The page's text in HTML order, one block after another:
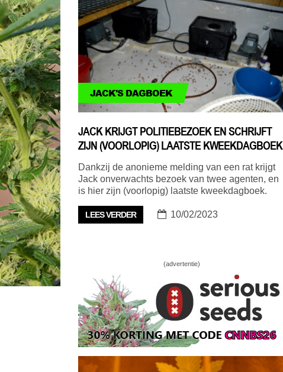
JACK'S DAGBOEK
JACK KRIJGT POLITIEBEZOEK EN SCHRIJFT
ZIJN (VOORLOPIG) LAATSTE KWEEKDAGBOEK
Dankzij de anonieme melding van een rat krijgt
Jack onverwachts bezoek van twee agenten, en
is hier zijn (voorlopig) laatste kweekdagboek.
LEES VERDER 10/02/2023
(advertentie)